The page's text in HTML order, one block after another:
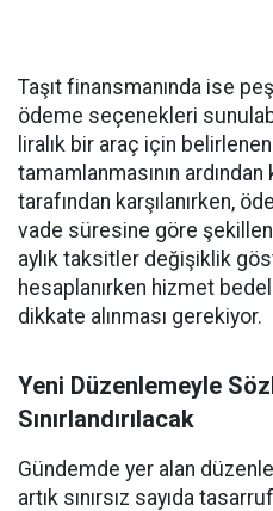
Taşıt finansmanında ise
ödeme seçenekleri
liralık bir araç için
tamamlanmasının
tarafından karşılanırken,
vade süresine göre
aylık taksitler değişiklik
hesaplanırken hizmet
dikkate alınması gerekiyor.
Yeni Düzenlemeyle
Sınırlandırılacak
Gündemde yer alan
artık sınırsız sayıda